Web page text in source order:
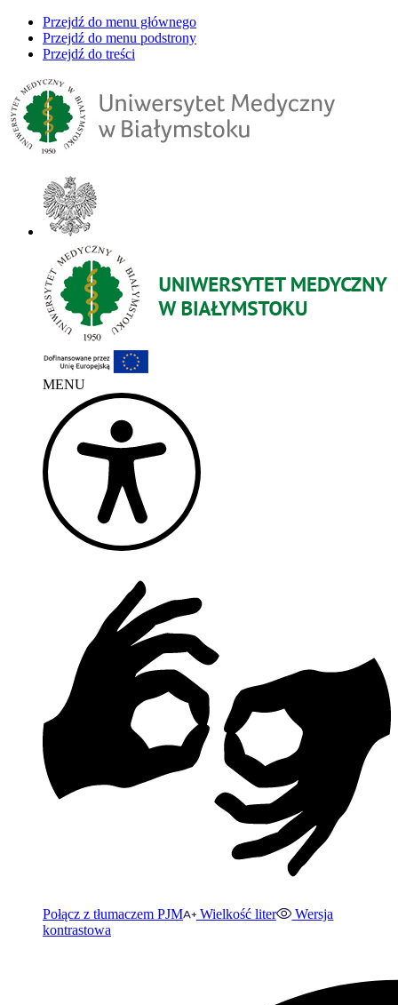
Przejdź do menu głównego
Przejdź do menu podstrony
Przejdź do treści
MENU
Połącz z tłumaczem PJM Wielkość liter
Wersja
kontrastowa